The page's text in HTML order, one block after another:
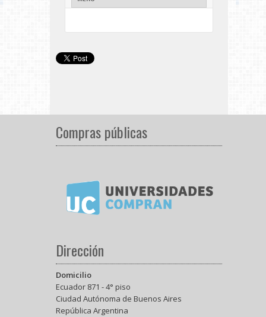
Compras públicas
Dirección
Domicilio
Ecuador 871 - 4° piso
Ciudad Autónoma de Buenos Aires
República Argentina